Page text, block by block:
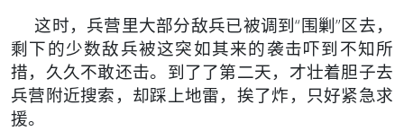
这时，兵营里大部分敌兵已被调到“围剿”区去，
剩下的少数敌兵被这突如其来的袭击吓到不知所
措，久久不敢还击。到了了第二天，才壮着胆子去
兵营附近搜索，却踩上地雷，挨了炸，只好紧急求
援。